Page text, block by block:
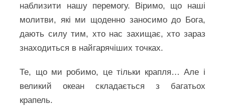
наблизити нашу перемогу. Віримо, що наші
молитви, які ми щоденно заносимо до Бога,
дають силу тим, хто нас захищає, хто зараз
знаходиться в найгарячіших точках.
Те, що ми робимо, це тільки крапля… Але і
великий океан складається з багатьох
крапель.